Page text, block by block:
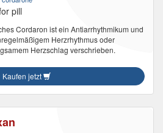
pill
Cordaron ist ein Antiarrhythmikum und
Herzrhythmus oder
Herzschlag verschrieben.
Kaufen jetzt